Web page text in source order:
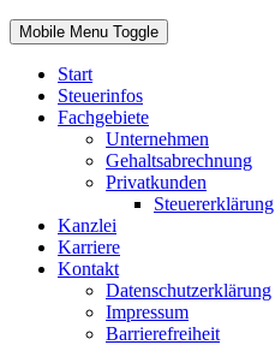
Mobile Menu Toggle
Start
Steuerinfos
Fachgebiete
Unternehmen
Gehaltsabrechnung
Privatkunden
Steuererklärung
Kanzlei
Karriere
Kontakt
Datenschutzerklärung
Impressum
Barrierefreiheit